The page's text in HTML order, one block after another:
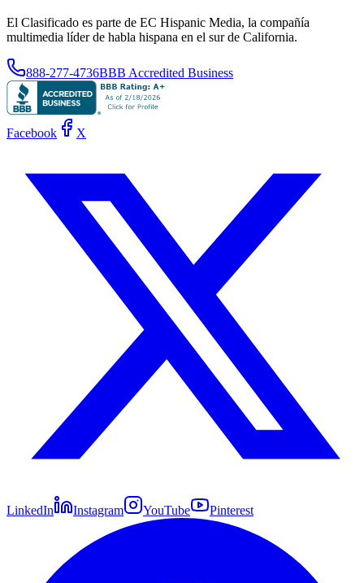
El Clasificado es parte de EC Hispanic Media, la compañía
multimedia líder de habla hispana en el sur de California.
888-277-4736BBB Accredited Business
Facebook X
LinkedIn Instagram YouTube Pinterest